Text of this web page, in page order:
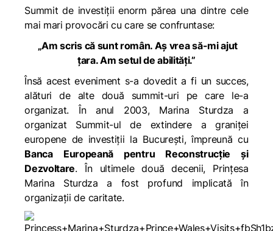
Summit de investiții enorm părea una dintre cele
mai mari provocări cu care se confruntase:
„Am scris că sunt român. Aș vrea să-mi ajut
țara. Am setul de abilități.”
Însă acest eveniment s-a dovedit a fi un succes,
alături de alte două summit-uri pe care le-a
organizat. În anul 2003, Marina Sturdza a
organizat Summit-ul de extindere a graniței
europene de investiții la București, împreună cu
Banca Europeană pentru Reconstrucție și
Dezvoltare. În ultimele două decenii, Prințesa
Marina Sturdza a fost profund implicată în
organizații de caritate.